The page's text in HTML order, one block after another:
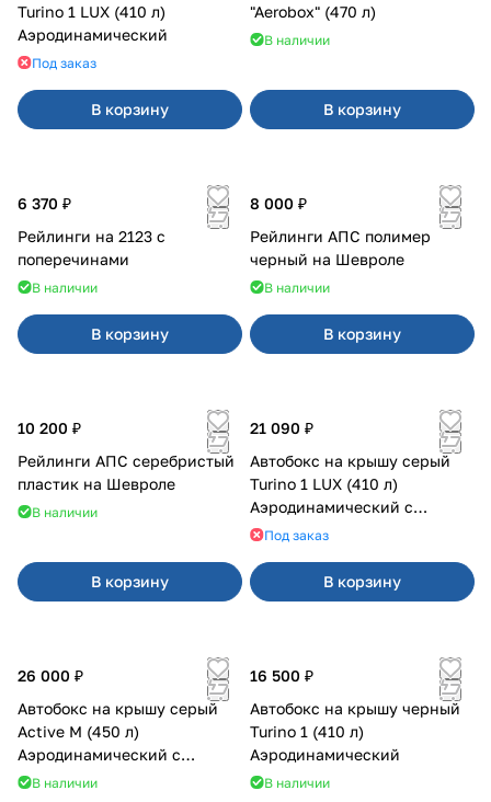
Turino 1 LUX (410 л)
Аэродинамический
Под заказ
В корзину
"Aerobox" (470 л)
В наличии
В корзину
6 370 ₽
Рейлинги на 2123 с
поперечинами
В наличии
В корзину
8 000 ₽
Рейлинги АПС полимер
черный на Шевроле
В наличии
В корзину
10 200 ₽
Рейлинги АПС серебристый
пластик на Шевроле
В наличии
В корзину
21 090 ₽
Автобокс на крышу серый
Turino 1 LUX (410 л)
Аэродинамический с
двусторонним открыванием
Под заказ
В корзину
26 000 ₽
Автобокс на крышу серый
Active M (450 л)
Аэродинамический с
двусторонним открыванием
В наличии
16 500 ₽
Автобокс на крышу черный
Turino 1 (410 л)
Аэродинамический
В наличии